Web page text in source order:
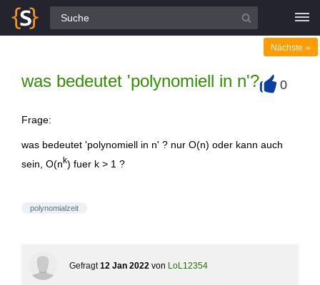
Alle Fragen
was bedeutet 'polynomiell in n'?
Nächste »
0
Frage:
was bedeutet 'polynomiell in n' ? nur O(n) oder kann auch
sein, O(nk) fuer k > 1 ?
polynomialzeit
Gefragt 12 Jan 2022 von LoL12354